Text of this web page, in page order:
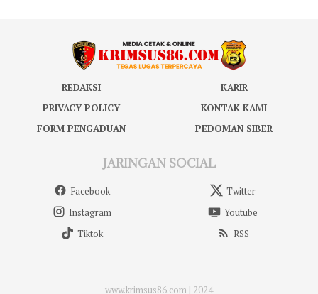
REDAKSI
KARIR
PRIVACY POLICY
KONTAK KAMI
FORM PENGADUAN
PEDOMAN SIBER
JARINGAN SOCIAL
Facebook
Twitter
Instagram
Youtube
Tiktok
RSS
www.krimsus86.com | 2024